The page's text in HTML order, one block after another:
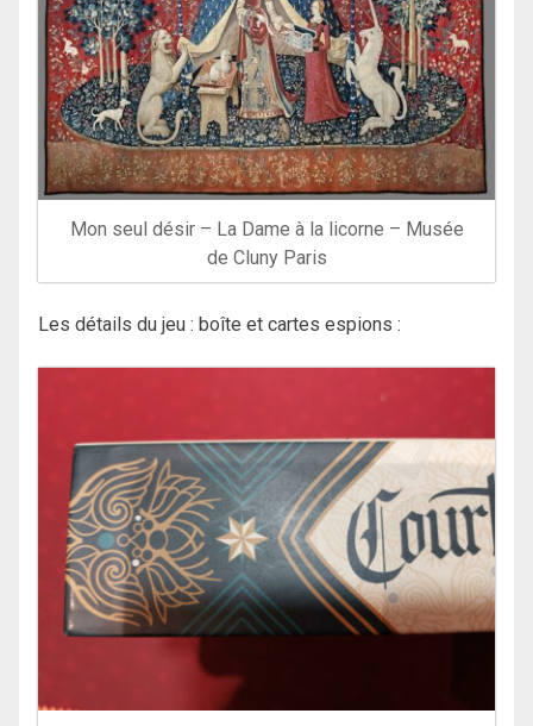
Mon seul désir – La Dame à la licorne – Musée
de Cluny Paris
Les détails du jeu : boîte et cartes espions :